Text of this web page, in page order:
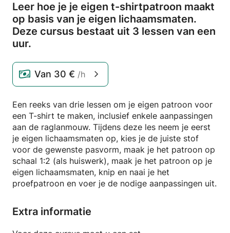
Leer hoe je je eigen t-shirtpatroon maakt
op basis van je eigen lichaamsmaten.
Deze cursus bestaat uit 3 lessen van een
uur.
Van 30 € /h
Een reeks van drie lessen om je eigen patroon voor
een T-shirt te maken, inclusief enkele aanpassingen
aan de raglanmouw. Tijdens deze les neem je eerst
je eigen lichaamsmaten op, kies je de juiste stof
voor de gewenste pasvorm, maak je het patroon op
schaal 1:2 (als huiswerk), maak je het patroon op je
eigen lichaamsmaten, knip en naai je het
proefpatroon en voer je de nodige aanpassingen uit.
Extra informatie